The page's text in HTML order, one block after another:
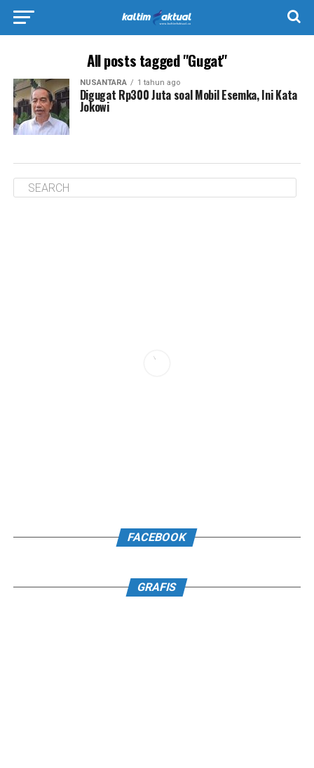
All posts tagged "Gugat"
NUSANTARA 1 tahun ago
Digugat Rp300 Juta soal Mobil Esemka, Ini Kata
Jokowi
FACEBOOK
GRAFIS